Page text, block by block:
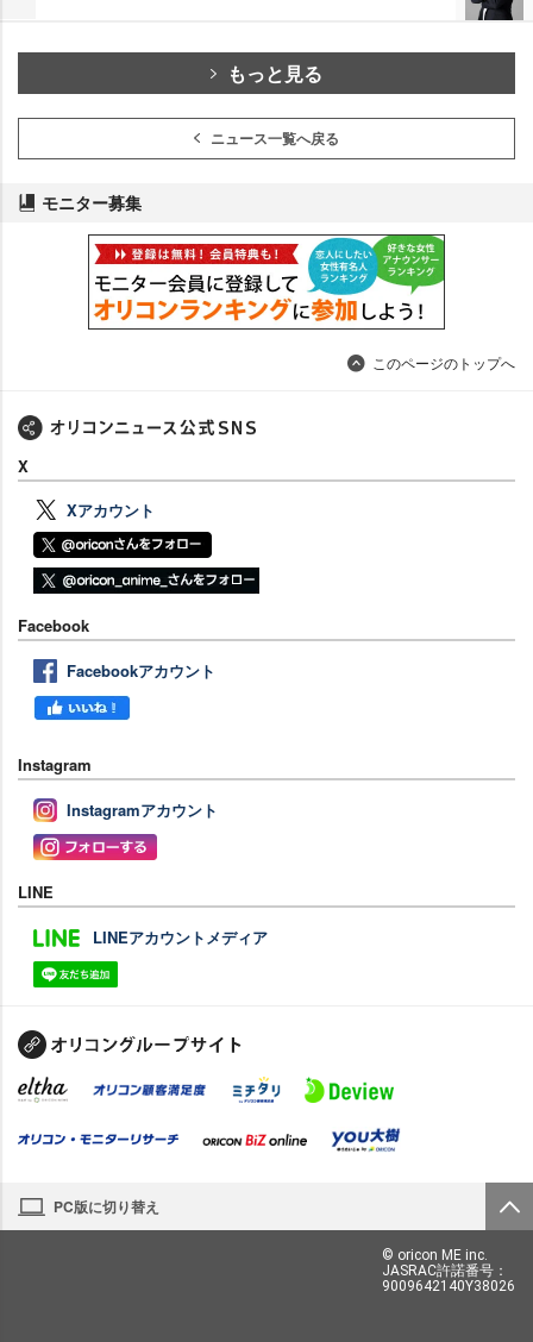
もっと見る
ニュース一覧へ戻る
モニター募集
このページのトップへ
X
Xアカウント
Facebook
Facebookアカウント
Instagram
Instagramアカウント
LINE
LINEアカウントメディア
PC版に切り替え
© oricon ME inc.
JASRAC許諾番号：
9009642140Y38026